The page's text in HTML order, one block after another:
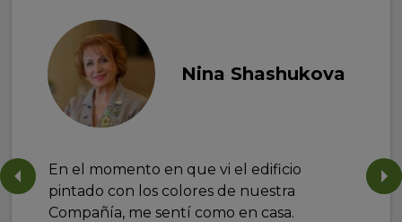
Nina Shashukova
En el momento en que vi el edificio
pintado con los colores de nuestra
Compañía, me sentí como en casa.